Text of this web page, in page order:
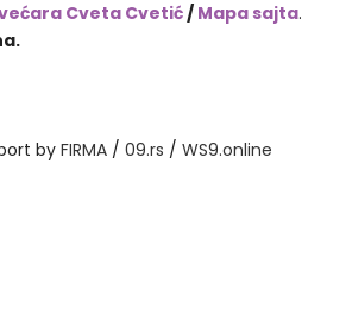
Cveta Cvetić/ Mapa sajta.
by FIRMA / 09.rs / WS9.online